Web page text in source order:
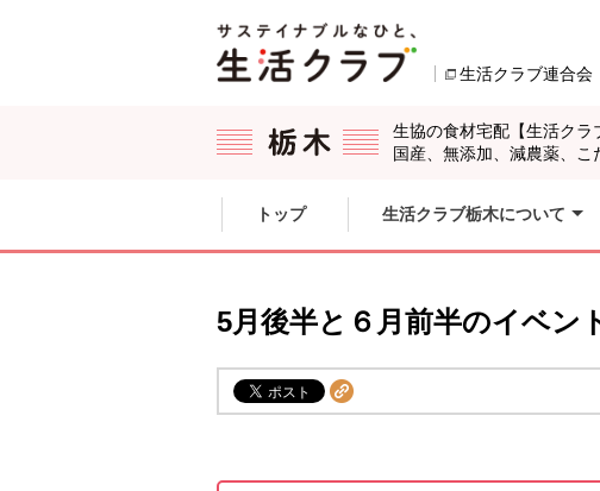
生活クラブ連合会
生協の食材宅配【生活クラ
国産、無添加、減農薬、こ
ここからサイト内共通メニューです。
サイト内共通メニューをスキップする
トップ 生活クラブ栃木について
5月後半と６月前半のイベン